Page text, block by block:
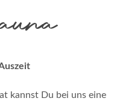
kannst Du bei uns eine